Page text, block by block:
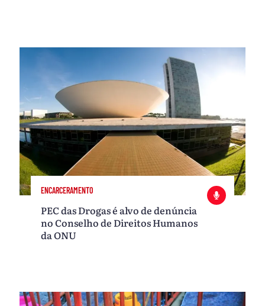
ENCARCERAMENTO
PEC das Drogas é alvo de denúncia
no Conselho de Direitos Humanos
da ONU